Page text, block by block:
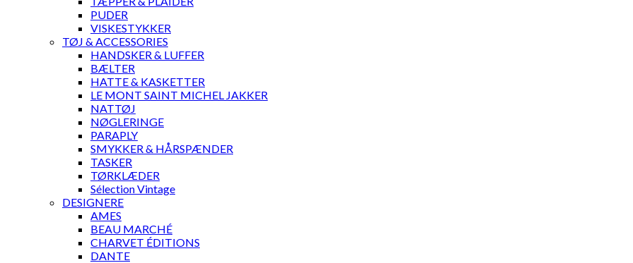
PUDER
VISKESTYKKER
TØJ & ACCESSORIES
HANDSKER & LUFFER
BÆLTER
HATTE & KASKETTER
LE MONT SAINT MICHEL JAKKER
NATTØJ
NØGLERINGE
PARAPLY
SMYKKER & HÅRSPÆNDER
TASKER
TØRKLÆDER
Sélection Vintage
DESIGNERE
AMES
BEAU MARCHÉ
CHARVET ÉDITIONS
DANTE